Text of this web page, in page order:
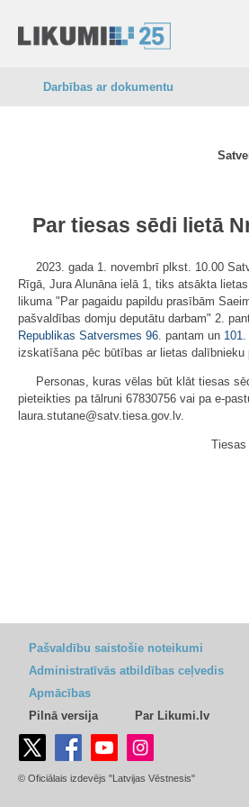
Darbības ar dokumentu
Par tiesas sēdi lietā
2023. gada 1. novembrī plkst. 10.00
Rīgā, Jura Alunāna ielā 1, tiks atsākta
likuma "Par pagaidu papildu prasībām
pašvaldības domju deputātu darbam" 2.
Republikas Satversmes 96. pantam un 101.
izskatīšana pēc būtības ar lietas dalībnieku
Personas, kuras vēlas būt klāt tiesas
pieteikties pa tālruni 67830756 vai pa e-
laura.stutane@satv.tiesa.gov.lv.
Tiesas
Pašvaldību saistošie noteikumi
Administratīvās atbildības ceļvedis
Apmācības
Pilnā versija
Par Likumi.lv
© Oficiālais izdevējs "Latvijas Vēstnesis"